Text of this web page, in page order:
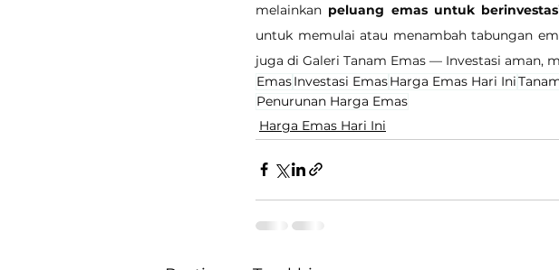
melainkan peluang emas untuk
untuk memulai atau menambah tabungan
juga di Galeri Tanam Emas — Investasi aman,
EmasInvestasi EmasHarga Emas Hari Ini
Penurunan Harga Emas
Harga Emas Hari Ini